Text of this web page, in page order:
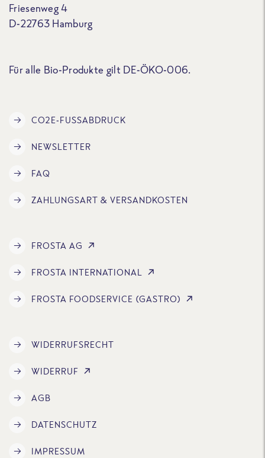
Friesenweg 4
D-22763 Hamburg
Für alle Bio-Produkte gilt DE-ÖKO-006.
CO2E-FUSSABDRUCK
NEWSLETTER
FAQ
ZAHLUNGSART & VERSANDKOSTEN
FROSTA AG
FROSTA INTERNATIONAL
FROSTA FOODSERVICE (GASTRO)
WIDERRUFSRECHT
WIDERRUF
AGB
DATENSCHUTZ
IMPRESSUM